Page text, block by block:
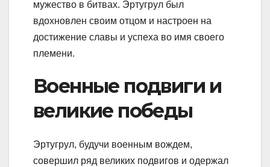
мужество в битвах. Эртугрул был
вдохновлен своим отцом и настроен на
достижение славы и успеха во имя своего
племени.
Военные подвиги и
великие победы
Эртугрул, будучи военным вождем,
совершил ряд великих подвигов и одержал